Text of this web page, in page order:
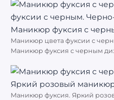
Маникюр цвета фуксии с
Маникюр фуксия с черным
Маникюр фуксия. Яркий